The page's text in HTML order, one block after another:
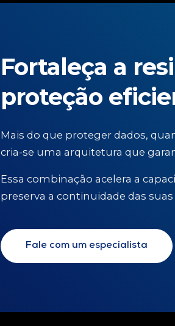
Fortaleça a
proteção
Mais do que proteger dados,
cria-se uma arquitetura que
Essa combinação acelera a
preserva a continuidade das
Fale com um especialista